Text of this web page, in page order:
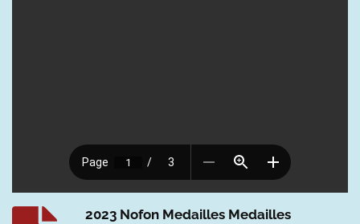
2023 Nofon Medailles Medailles